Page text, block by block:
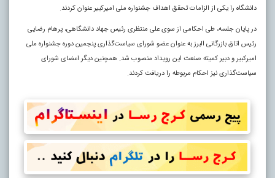
دانشگاه را یکی از الزامات تحقق اهداف جشنواره ملی امیرکبیر عنوان کردند.
در پایان جلسه، طی احکامی از سوی علی منتظری رئیس جهاد دانشگاهی، پرهام رضایی
رئیس اتاق بازرگانی البرز به عنوان عضو شورای سیاست‌گذاری پنجمین دوره جشنواره ملی
امیرکبیر و دبیر کمیته صنعت این رویداد منصوب شد. همچنین دیگر اعضای شورای
سیاست‌گذاری نیز احکام مربوطه را دریافت کردند.